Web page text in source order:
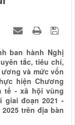
ban hành Nghị
tắc, tiêu chí,
và mức vốn
hiện Chương
tế - xã hội vùng
giai đoạn 2021 -
trên địa bàn